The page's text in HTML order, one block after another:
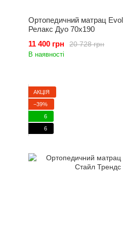
Ортопедичний матрац
Релакс Дуо 70x190
20 728 грн
11 400 грн
В наявності
АКЦІЯ
−39%
6
6